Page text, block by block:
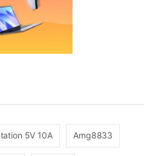
5V 10A Amg8833